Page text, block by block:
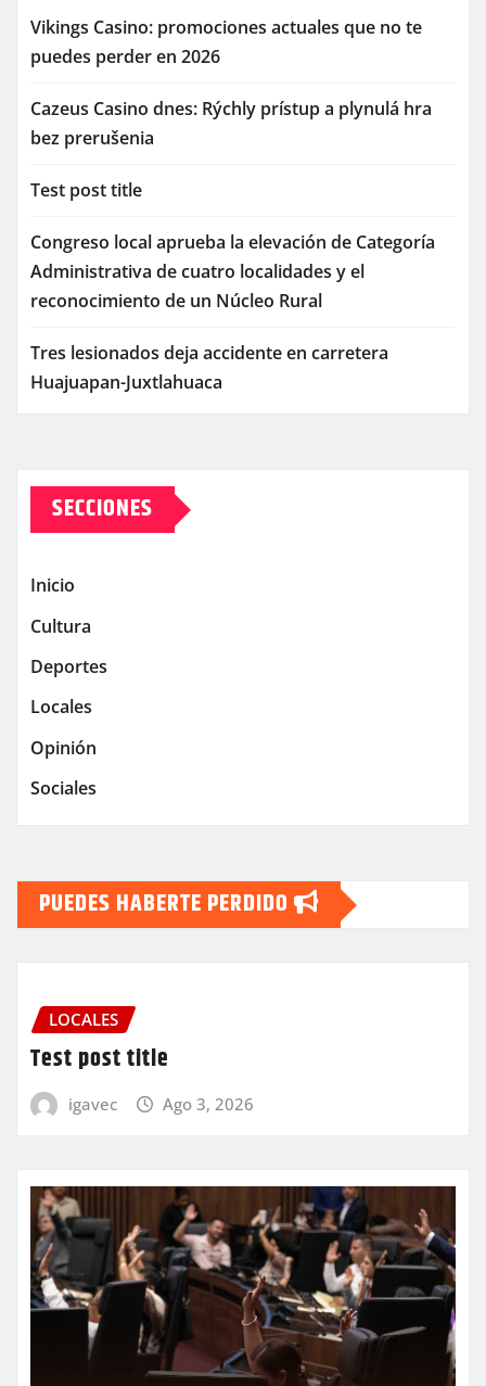
Vikings Casino: promociones actuales que no te
puedes perder en 2026
Cazeus Casino dnes: Rýchly prístup a plynulá hra
bez prerušenia
Test post title
Congreso local aprueba la elevación de Categoría
Administrativa de cuatro localidades y el
reconocimiento de un Núcleo Rural
Tres lesionados deja accidente en carretera
Huajuapan-Juxtlahuaca
SECCIONES
Inicio
Cultura
Deportes
Locales
Opinión
Sociales
PUEDES HABERTE PERDIDO
LOCALES
Test post title
igavec Ago 3, 2026